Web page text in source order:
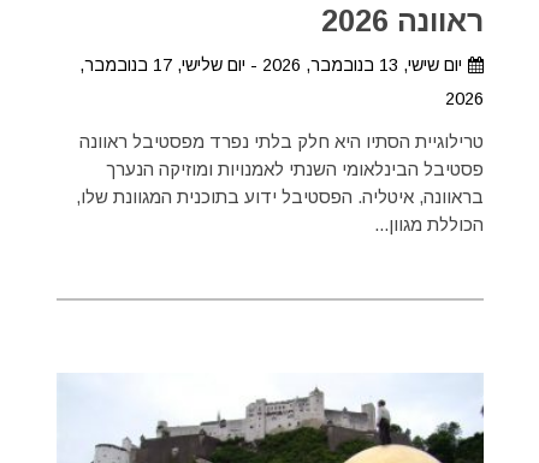
ראוונה 2026
יום שישי, 13 בנובמבר, 2026 - יום שלישי, 17 בנובמבר,
2026
טרילוגיית הסתיו היא חלק בלתי נפרד מפסטיבל ראוונה
פסטיבל הבינלאומי השנתי לאמנויות ומוזיקה הנערך
בראוונה, איטליה. הפסטיבל ידוע בתוכנית המגוונת שלו,
הכוללת מגוון...